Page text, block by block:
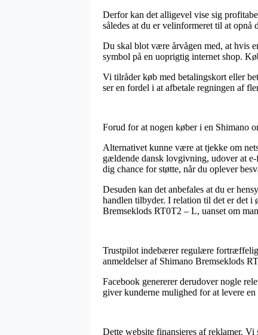
Derfor kan det alligevel vise sig
således at du er velinformeret til at opnå
Du skal blot være årvågen med, at hvis
symbol på en uoprigtig internet shop.
Vi tilråder køb med betalingskort eller
ser en fordel i at afbetale regningen af
Forud for at nogen køber i en Shimano
Alternativet kunne være at tjekke om
gældende dansk lovgivning, udover at e-
dig chance for støtte, når du oplever
Desuden kan det anbefales at du er
handlen tilbyder. I relation til det er det i
Bremseklods RT0T2 – L, uanset om
Trustpilot indebærer regulære
anmeldelser af Shimano Bremseklods
Facebook genererer derudover nogle
giver kunderne mulighed for at levere
Dette website finansieres af reklamer.